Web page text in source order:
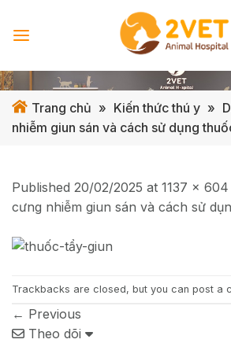
Trang chủ » Kiến thức thú y »
nhiễm giun sán và cách sử dụng
Published 20/02/2025 at 1137 × 604
cưng nhiễm giun sán và cách sử
Trackbacks are closed, but you can post a
← Previous
Theo dõi